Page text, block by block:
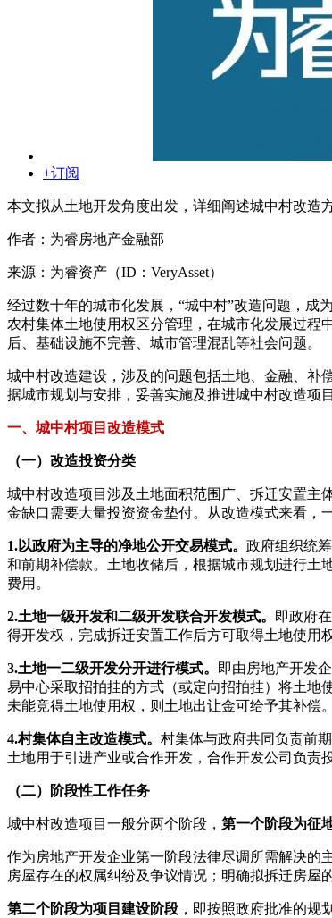
+订阅
本文拟从土地开发角度出发，详细阐述城中村改造
作者：为睿房地产金融部
来源：为睿资产（ID：VeryAsset）
经过数十年的城市化发展，“城中村”改造问题，成
农村集体土地使用权区分管理，在城市化发展过程
后、基础设施不完善、城市管理混乱等社会问题。
城中村改造建设，涉及的问题包括土地、金融、补
据城市规划与安排，妥善实施及推进城中村改造项
一、城中村项目改造模式
（一）改造投资分类
城中村改造项目涉及土地面积范围广、拆迁安置主
金缺口需要大量投资资金垫付。从改造模式来看，
1.以政府为主导的净地公开交易模式。 政府组织统
和前期补偿款。土地收储后，根据城市规划进行土
费用。
2.土地一级开发和二级开发联合开发模式。
即政府
得开发权，完成拆迁安置工作后方可取得土地使用
3.土地一二级开发分开进行模式。
即由房地产开发
易中心采取招拍挂的方式（或定向招拍挂）将土地
未能竞得土地使用权，则土地出让金可给予其补偿。
4.村集体自主改造模式。 村集体与政府共同负责前
土地用于引进产业或合作开发，合作开发公司负责
（二）阶段性工作任务
城中村改造项目一般分两个阶段， 第一个阶段为征
作为房地产开发企业第一阶段法律尽调所需解决的
房屋存在的权属纠纷及争议情况；明确拟拆迁房屋
第二个阶段为项目建设阶段 ，即按照政府批准的规